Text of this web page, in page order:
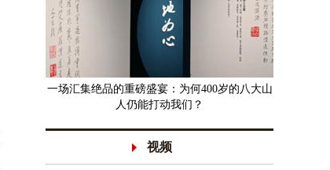
一场汇集绝品的重磅盛宴：为何400岁的八大山
人仍能打动我们？
视频